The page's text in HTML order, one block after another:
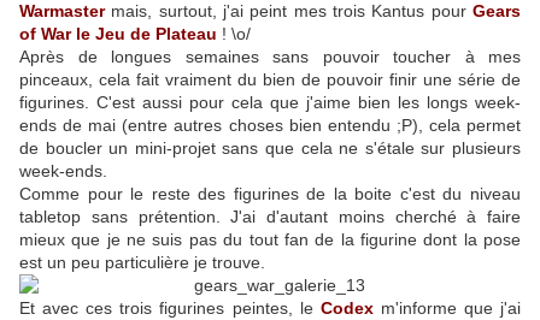
Warmastermais, surtout, j'ai peint mes trois Kantus pour Gears
of War le Jeu de Plateau ! \o/
Après de longues semaines sans pouvoir toucher à mes
pinceaux, cela fait vraiment du bien de pouvoir finir une série de
figurines. C'est aussi pour cela que j'aime bien les longs week-
ends de mai (entre autres choses bien entendu ;P), cela permet
de boucler un mini-projet sans que cela ne s'étale sur plusieurs
week-ends.
Comme pour le reste des figurines de la boite c'est du niveau
tabletop sans prétention. J'ai d'autant moins cherché à faire
mieux que je ne suis pas du tout fan de la figurine dont la pose
est un peu particulière je trouve.
Et avec ces trois figurines peintes, le Codexm'informe que j'ai